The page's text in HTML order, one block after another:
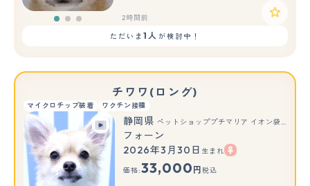
2時間前
ただいま1人 が検討中！
チワワ(ロング)
マイクロチップ装着 ワクチン接種
静岡県 ペットショッププチマリア イオン袋井店
フォーン
2026年3月30日 生まれ
価格:33,000 円 税込